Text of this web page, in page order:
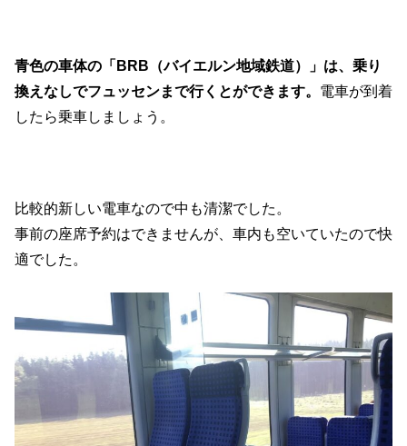
青色の車体の「BRB（バイエルン地域鉄道）」は、乗り
換えなしでフュッセンまで行くとができます。 電車が到着
したら乗車しましょう。
比較的新しい電車なので中も清潔でした。
事前の座席予約はできませんが、車内も空いていたので快
適でした。